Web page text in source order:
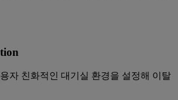
자 친화적인 대기실 환경을 설정해 이탈